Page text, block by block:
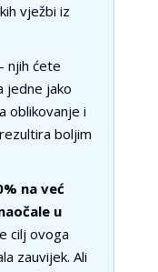
vježbi iz
njih ćete
jedne jako
oblikovanje i
boljim
na već
u
cilj ovoga
zauvijek. Ali